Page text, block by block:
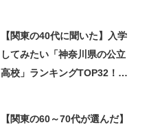
【関東の40代に聞いた】入学
してみたい「神奈川県の公立
高校」ランキングTOP32！
【関東の60～70代が選んだ】